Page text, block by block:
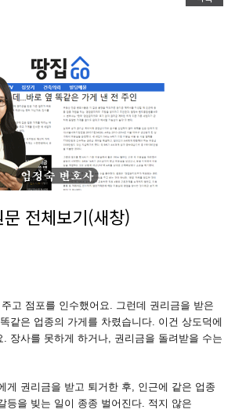
문 전체보기(새창)
고 점포를 인수했어요. 그런데 권리금을 받은
같은 업종의 가게를 차렸습니다. 이건 상도덕에
. 장사를 못하게 하거나, 권리금을 돌려받을 수는
게 권리금을 받고 퇴거한 후, 인근에 같은 업종
등을 빚는 일이 종종 벌어진다. 적지 않은